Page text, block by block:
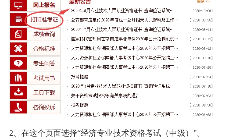
2、在这个页面选择“经济专业技术资格考试（中级）”。